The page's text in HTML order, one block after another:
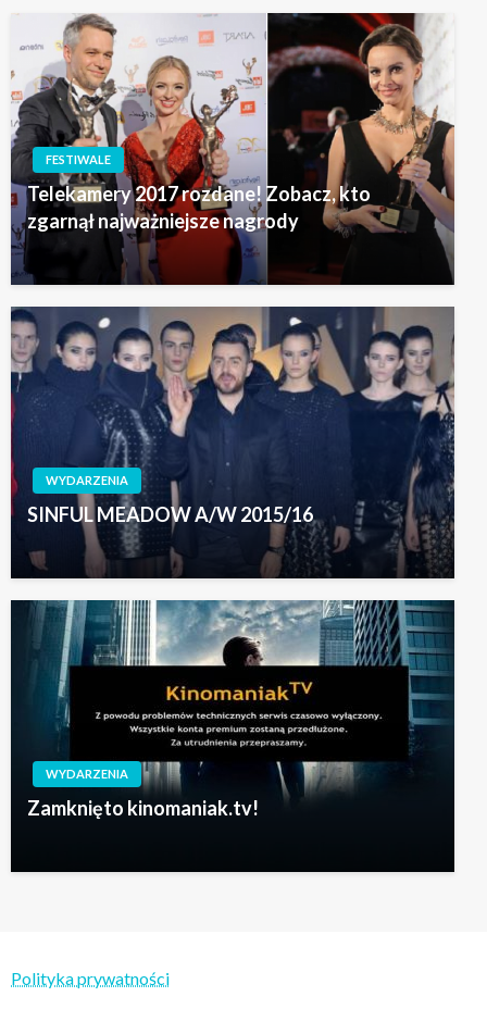
FESTIWALE
Telekamery 2017 rozdane! Zobacz, kto
zgarnął najważniejsze nagrody
WYDARZENIA
SINFUL MEADOW A/W 2015/16
WYDARZENIA
Zamknięto kinomaniak.tv!
Polityka prywatności